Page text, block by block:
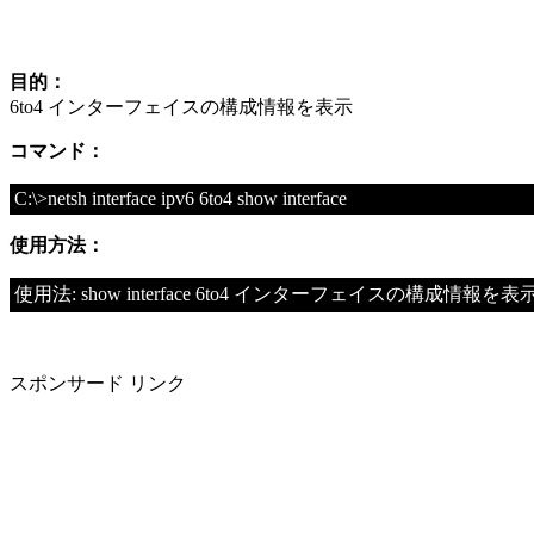
目的：
6to4 インターフェイスの構成情報を表示
コマンド：
C:\>netsh interface ipv6 6to4 show interface
使用方法：
使用法: show interface 6to4 インターフェイスの構成情報を表
スポンサード リンク